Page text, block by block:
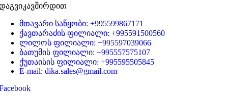
მთავარი საწყობი: +995599867171
ქავთარაძის ფილიალი: +995591500560
ლილოს ფილიალი: +995597039066
ბათუმის ფილიალი: +995557575107
ქუთაისის ფილიალი: +995595505845
E-mail: dika.sales@gmail.com